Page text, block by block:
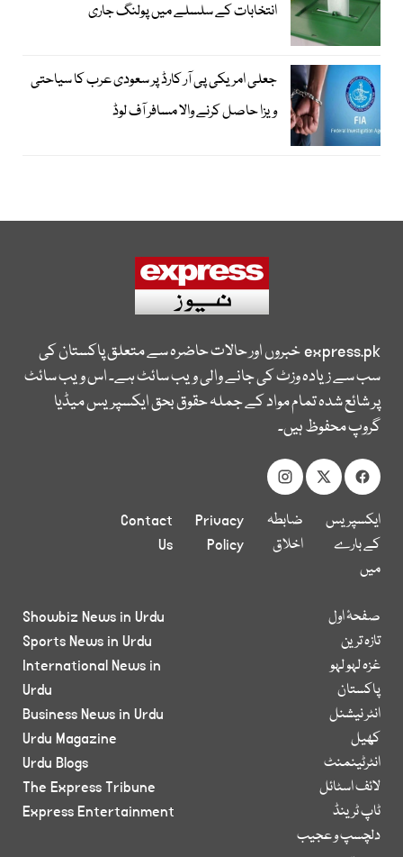
انتخابات کے سلسلے میں پولنگ جاری
جعلی امریکی پی آر کارڈ پر سعودی عرب کا سیاحتی
ویزا حاصل کرنے والا مسافر آف لوڈ
express.pkخبروں اور حالات حاضرہ سے متعلق پاکستان کی
سب سے زیادہ وزٹ کی جانے والی ویب سائٹ ہے۔ اس ویب سائٹ
پر شائع شدہ تمام مواد کے جملہ حقوق بحق ایکسپریس میڈیا
گروپ محفوظ ہیں۔
ایکسپریس
کے بارے
میں
ضابطہ
اخلاق
Privacy
Policy
Contact
Us
صفحۂ اول
تازہ ترین
غزہ لہو لہو
پاکستان
انٹر نیشنل
کھیل
انٹرٹینمنٹ
لائف اسٹائل
ٹاپ ٹرینڈ
دلچسپ و عجیب
Showbiz News in Urdu
Sports News in Urdu
International News in
Urdu
Business News in Urdu
Urdu Magazine
Urdu Blogs
The Express Tribune
Express Entertainment